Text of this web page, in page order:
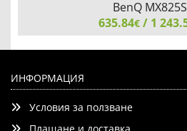
3500 AL, 20000:1, VGA, RCA, S-
In/Out, Speaker 10W, USB (Type
Kg, IEC62368, Optional interactive
BenQ
635.84€ / 1
ИНФОРМАЦИЯ
Условия за ползване